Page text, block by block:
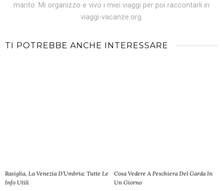
marito. Mi organizzo e vivo i miei viaggi per poi raccontarli in
viaggi-vacanze.org.
TI POTREBBE ANCHE INTERESSARE
Rasiglia, La Venezia D’Umbria: Tutte Le
Info Utili
Cosa Vedere A Peschiera Del Garda In
Un Giorno